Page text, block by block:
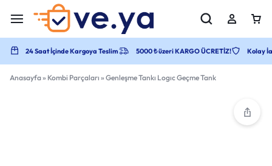
24 Saat İçinde Kargoya Teslim 5000 ₺ üzeri KARGO ÜCRETİZ! Kolay
Anasayfa» Kombi Parçaları » Genleşme Tankı Logıc Geçme Tank